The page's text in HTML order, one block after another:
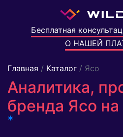
Бесплатная
О НАШЕЙ
Главная / Каталог / Ясо
Аналитика,
бренда Ясо
*